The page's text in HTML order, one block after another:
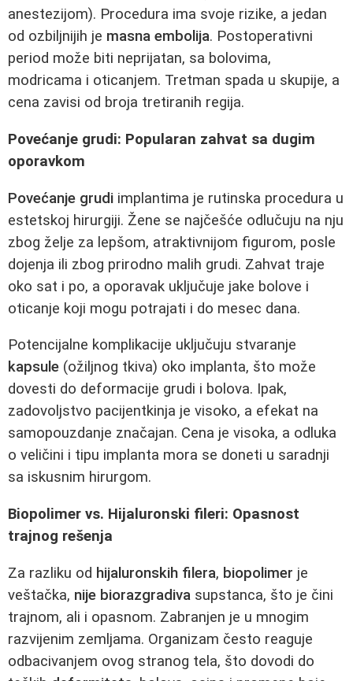
anestezijom). Procedura ima svoje rizike, a jedan
od ozbiljnijih je masna embolija. Postoperativni
period može biti neprijatan, sa bolovima,
modricama i oticanjem. Tretman spada u skupije, a
cena zavisi od broja tretiranih regija.
Povećanje grudi: Popularan zahvat sa dugim
oporavkom
Povećanje grudi implantima je rutinska procedura u
estetskoj hirurgiji. Žene se najčešće odlučuju na nju
zbog želje za lepšom, atraktivnijom figurom, posle
dojenja ili zbog prirodno malih grudi. Zahvat traje
oko sat i po, a oporavak uključuje jake bolove i
oticanje koji mogu potrajati i do mesec dana.
Potencijalne komplikacije uključuju stvaranje
kapsule (ožiljnog tkiva) oko implanta, što može
dovesti do deformacije grudi i bolova. Ipak,
zadovoljstvo pacijentkinja je visoko, a efekat na
samopouzdanje značajan. Cena je visoka, a odluka
o veličini i tipu implanta mora se doneti u saradnji
sa iskusnim hirurgom.
Biopolimer vs. Hijaluronski fileri: Opasnost
trajnog rešenja
Za razliku od hijaluronskih filera, biopolimer je
veštačka, nije biorazgradiva supstanca, što je čini
trajnom, ali i opasnom. Zabranjen je u mnogim
razvijenim zemljama. Organizam često reaguje
odbacivanjem ovog stranog tela, što dovodi do